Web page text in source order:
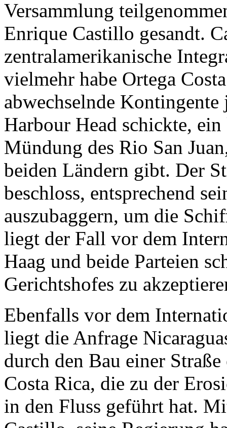
Versammlung
Enrique Castillo gesandt.
zentralamerikanische
vielmehr habe Ortega
abwechselnde
Harbour Head schickte,
Mündung des Rio San
beiden Ländern gibt. Der
beschloss, entsprechend
auszubaggern, um die
liegt der Fall vor dem
Haag und beide Parteien
Gerichtshofes zu
Ebenfalls vor dem
liegt die Anfrage
durch den Bau einer
Costa Rica, die zu der
in den Fluss geführt hat.